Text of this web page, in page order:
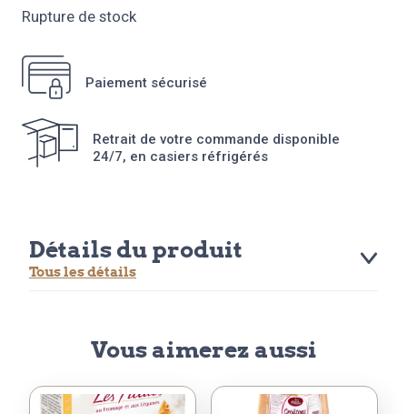
Rupture de stock
Paiement sécurisé
Retrait de votre commande disponible
24/7, en casiers réfrigérés
Détails du produit
Tous les détails
Vous aimerez aussi